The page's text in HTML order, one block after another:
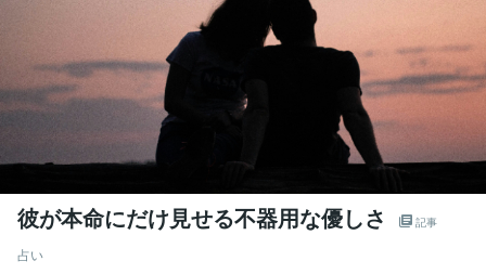
彼が本命にだけ見せる不器用な優しさ 記事
占い